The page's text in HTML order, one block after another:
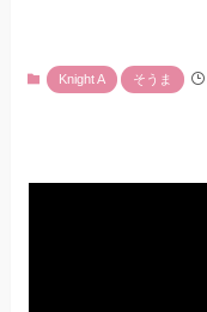
Knight A そうま